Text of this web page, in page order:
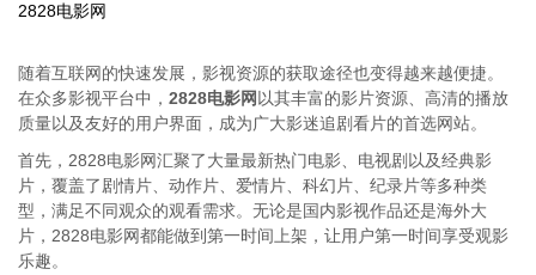
2828电影网
随着互联网的快速发展，影视资源的获取途径也变得越来越便捷。
在众多影视平台中， 2828电影网 以其丰富的影片资源、高清的播放
质量以及友好的用户界面，成为广大影迷追剧看片的首选网站。
首先，2828电影网汇聚了大量最新热门电影、电视剧以及经典影
片，覆盖了剧情片、动作片、爱情片、科幻片、纪录片等多种类
型，满足不同观众的观看需求。无论是国内影视作品还是海外大
片，2828电影网都能做到第一时间上架，让用户第一时间享受观影
乐趣。